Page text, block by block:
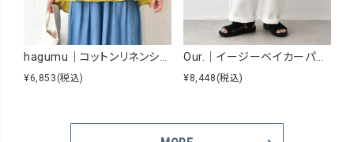
hagumu｜コットンリネンシアーシャツ [[hag-229]][C]
¥6,853 (税込)
Our.｜イージーベイカーパンツ [[Our-026]][C]
¥8,448 (税込)